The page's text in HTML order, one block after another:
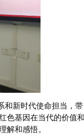
和新时代使命担当，带
色基因在当代的价值
解和感悟。